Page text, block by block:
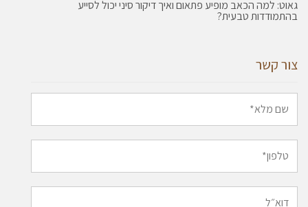
גאוט: למה הכאב מופיע פתאום ואיך דיקור סיני יכול לסייע
בהתמודדות טבעית?
צור קשר